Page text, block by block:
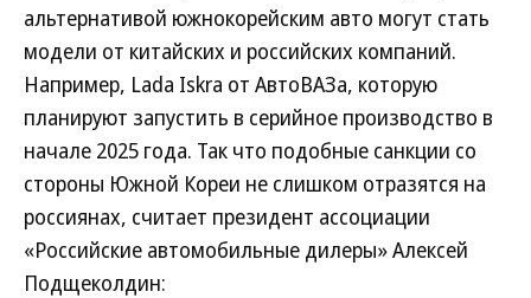
альтернативой южнокорейским авто могут стать
модели от китайских и российских компаний.
Например, Lada Iskra от АвтоВАЗа, которую
планируют запустить в серийное производство в
начале 2025 года. Так что подобные санкции со
стороны Южной Кореи не слишком отразятся на
россиянах, считает президент ассоциации
«Российские автомобильные дилеры» Алексей
Подщеколдин: